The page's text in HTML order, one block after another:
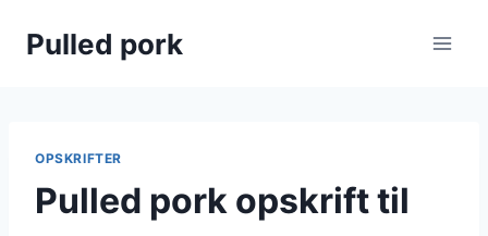
Pulled pork
OPSKRIFTER
Pulled pork opskrift til